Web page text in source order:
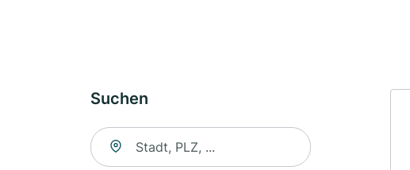
Suchen
Suche nach Ort